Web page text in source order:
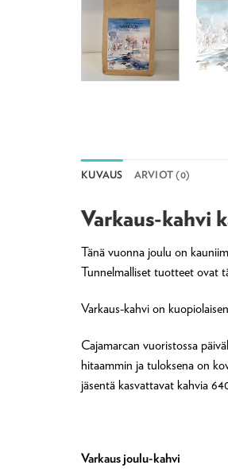
KUVAUS ARVIOT (0)
Varkaus-kahvi
Tänä vuonna joulu on
Tunnelmalliset tuotteet ovat
Varkaus-kahvi on
Cajamarcan vuoristossa
hitaammin ja tuloksena on
jäsentä kasvattavat kahvia
Varkaus joulu-kahvi